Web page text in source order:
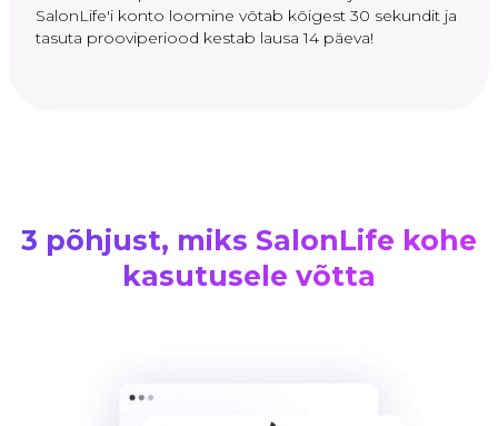
SalonLife'i konto loomine võtab kõigest 30 sekundit ja
tasuta prooviperiood kestab lausa 14 päeva!
3 põhjust, miks SalonLife kohe
kasutusele võtta